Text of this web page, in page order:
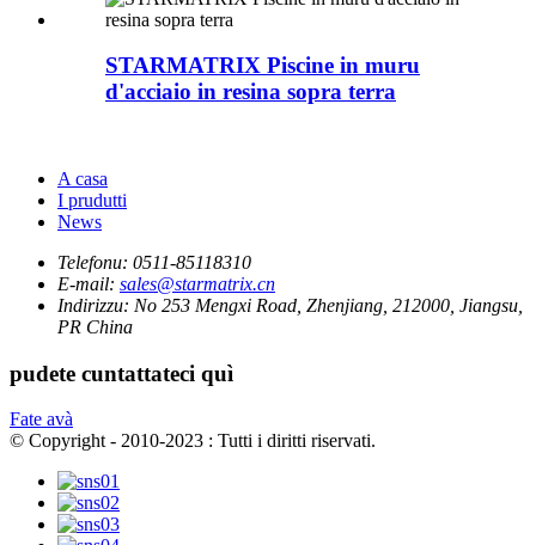
STARMATRIX Piscine in muru
d'acciaio in resina sopra terra
A casa
I prudutti
News
Telefonu: 0511-85118310
E-mail: sales@starmatrix.cn
Indirizzu: No 253 Mengxi Road, Zhenjiang, 212000, Jiangsu,
PR China
pudete cuntattateci quì
Fate avà
© Copyright - 2010-2023 : Tutti i diritti riservati.